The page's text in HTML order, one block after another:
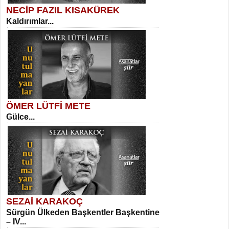
SELAHATTİN YILDIZ
İnsanın Zindanı...
MEHMET TAŞTAN
Vagon’da Bir Şairle...
SITKI CANEY
Oruçla Devrim ve Özgürlüğe…...
Meral Yağmur
Eski Bir Şiir...
Kadir Ünal
Ayağıma Dolanan Yokuş...
NECİP FAZIL KISAKÜREK
Kaldırımlar...
ÖMER LÜTFİ METE
Gülce...
SEZAİ KARAKOÇ
Sürgün Ülkeden Başkentler Başkentine
– IV...